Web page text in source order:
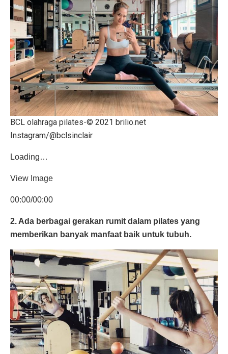
BCL olahraga pilates-© 2021 brilio.net
Instagram/@bclsinclair
Loading…
View Image
00:00/00:00
2. Ada berbagai gerakan rumit dalam pilates yang
memberikan banyak manfaat baik untuk tubuh.